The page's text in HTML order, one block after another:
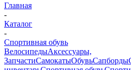
Главная
-
Каталог
-
Спортивная обувь
ВелосипедыАксессуары,
ЗапчастиСамокатыОбувьСапборды